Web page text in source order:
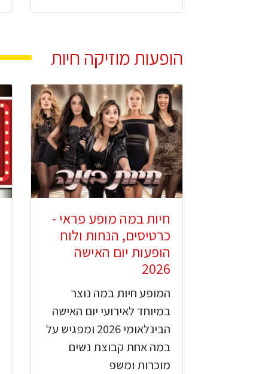
הופעות מוזיקה חיות
חיות במה מופע פראי -
כרטיסים, הנחות ולוח
הופעות יום האישה
2026
המופע חיות במה נוצר
במיוחד לאירועי יום האישה
הבינלאומי 2026 ומפגיש על
במה אחת קבוצת נשים
מוכרות ומשפ